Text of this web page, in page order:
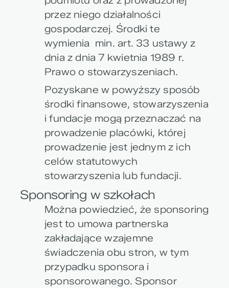
przez niego działalności
gospodarczej. Środki te
wymienia min. art. 33 ustawy z
dnia z dnia 7 kwietnia 1989 r.
Prawo o stowarzyszeniach.
Pozyskane w powyższy sposób
środki finansowe, stowarzyszenia
i fundacje mogą przeznaczać na
prowadzenie placówki, której
prowadzenie jest jednym z ich
celów statutowych
stowarzyszenia lub fundacji.
Sponsoring w szkołach
Można powiedzieć, że sponsoring
jest to umowa partnerska
zakładające wzajemne
świadczenia obu stron, w tym
przypadku sponsora i
sponsorowanego. Sponsor